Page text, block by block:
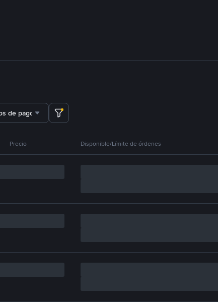
de pago
Precio Disponible/Límite de órdenes